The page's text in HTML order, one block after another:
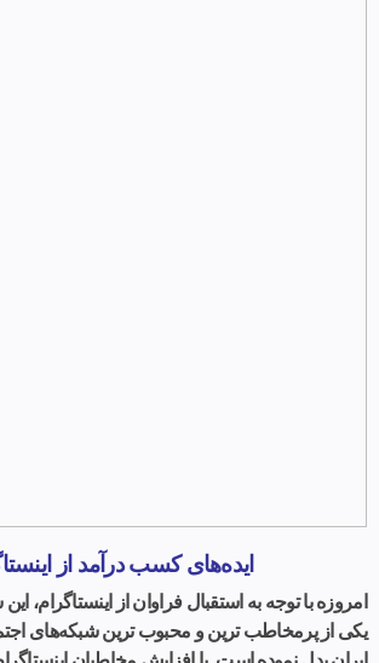
ایده‌های کسب درآمد از
امروزه با توجه به استقبال فراوان از اینستاگرام،
یکی از پرمخاطب ترین و محبوب ترین شبکه‌های